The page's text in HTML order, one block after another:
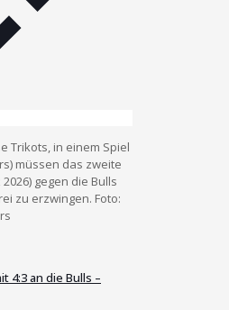
Trikots, in einem Spiel
müssen das zweite
gegen die Bulls
zu erzwingen. Foto:
4:3 an die Bulls –